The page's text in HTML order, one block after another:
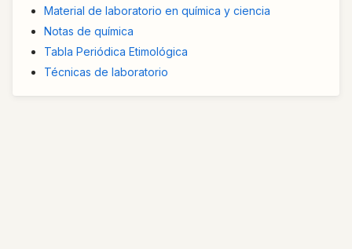
Material de laboratorio en química y ciencia
Notas de química
Tabla Periódica Etimológica
Técnicas de laboratorio